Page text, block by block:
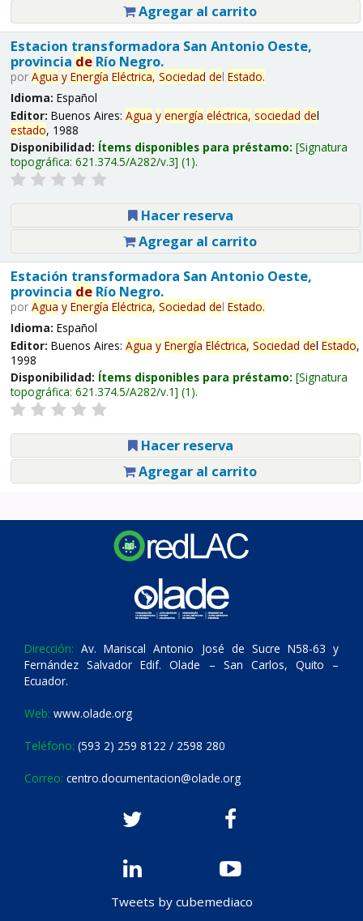
Agregar al carrito
Estacion transformadora San Antonio Oeste,
provincia deRío Negro.
por Agua y Energía Eléctrica, Sociedad del Estado.
Idioma: Español
Editor: Buenos Aires: Agua y energía eléctrica, sociedad del
estado, 1988
Disponibilidad: Ítems disponibles para préstamo: Signatura
topográfica: 621.374.5/A282/v.3 (1).
Hacer reserva
Agregar al carrito
Estación transformadora San Antonio Oeste,
provincia deRío Negro.
por Agua y Energía Eléctrica, Sociedad del Estado.
Idioma: Español
Editor: Buenos Aires: Agua y Energía Eléctrica, Sociedad del Estado,
1998
Disponibilidad: Ítems disponibles para préstamo: Signatura
topográfica: 621.374.5/A282/v.1 (1).
Hacer reserva
Agregar al carrito
Dirección: Av. Mariscal Antonio José de Sucre N58-63 y
Fernández Salvador Edif. Olade – San Carlos, Quito –
Ecuador.
Web: www.olade.org
Teléfono: (593 2) 259 8122 / 2598 280
Correo: centro.documentacion@olade.org
Tweets by cubemediaco